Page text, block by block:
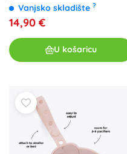
Vanjsko skladište ?
14,90 €
U košaricu